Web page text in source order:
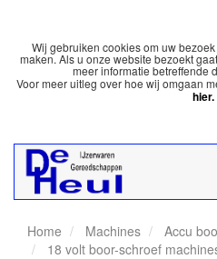
Wij gebruiken cookies om uw
maken. Als u onze website bezoekt
meer informatie betreffende
Voor meer uitleg over hoe wij omgaan
hier.
Home Machines
Accu
18 volt boor-schroef